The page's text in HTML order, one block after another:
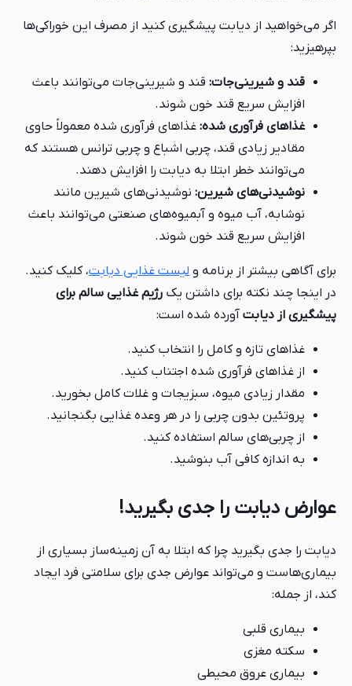
اگر می‌خواهید از دیابت پیشگیری کنید از مصرف این خوراکی‌ها
بپرهیزید:
قند و شیرینی‌جات: قند و شیرینی‌جات می‌توانند باعث
افزایش سریع قند خون شوند.
غذاهای فرآوری شده: غذاهای فرآوری شده معمولاً حاوی
مقادیر زیادی قند، چربی اشباع و چربی ترانس هستند که
می‌توانند خطر ابتلا به دیابت را افزایش دهند.
نوشیدنی‌های شیرین: نوشیدنی‌های شیرین مانند
نوشابه، آب میوه و آبمیوه‌های صنعتی می‌توانند باعث
افزایش سریع قند خون شوند.
برای آگاهی بیشتر از برنامه و لیست غذایی دیابت، کلیک کنید.
در اینجا چند نکته برای داشتن یک رژیم غذایی سالم برای
پیشگیری از دیابت آورده شده است:
غذاهای تازه و کامل را انتخاب کنید.
از غذاهای فرآوری شده اجتناب کنید.
مقدار زیادی میوه، سبزیجات و غلات کامل بخورید.
پروتئین بدون چربی را در هر وعده غذایی بگنجانید.
از چربی‌های سالم استفاده کنید.
به اندازه کافی آب بنوشید.
عوارض دیابت را جدی بگیرید!
دیابت را جدی بگیرید چرا که ابتلا به آن زمینه‌ساز بسیاری از
بیماری‌هاست و می‌تواند عوارض جدی برای سلامتی فرد ایجاد
کند، از جمله:
بیماری قلبی
سکته مغزی
بیماری عروق محیطی